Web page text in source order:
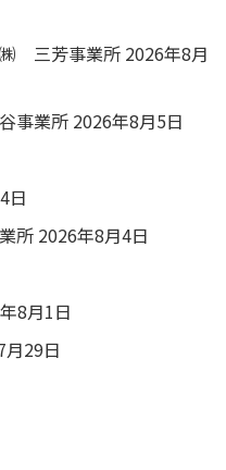
三芳事業所 2026年8月
事業所 2026年8月5日
日
所 2026年8月4日
8月1日
月29日